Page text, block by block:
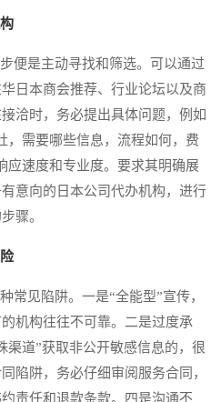
是主动寻找和筛选。可以通过
日本商会推荐、行业论坛以及商
洽时，务必提出具体问题，例如
，需要哪些信息，流程如何，费
应速度和专业度。要求其明确展
意向的日本公司代办机构，进行
骤。
见陷阱。一是“全能型”宣传，
机构往往不可靠。二是过度承
渠道”获取非公开敏感信息的，很
陷阱，务必仔细审阅服务合同，
责任和退款条款。四是沟通不